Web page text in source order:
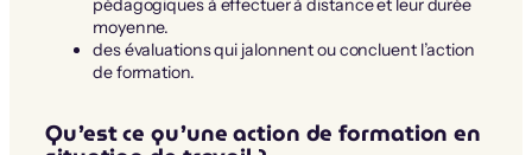
pédagogiques à effectuer à distance et leur durée
moyenne.
des évaluations qui jalonnent ou concluent l’action
de formation.
Qu’est ce qu’une action de formation en